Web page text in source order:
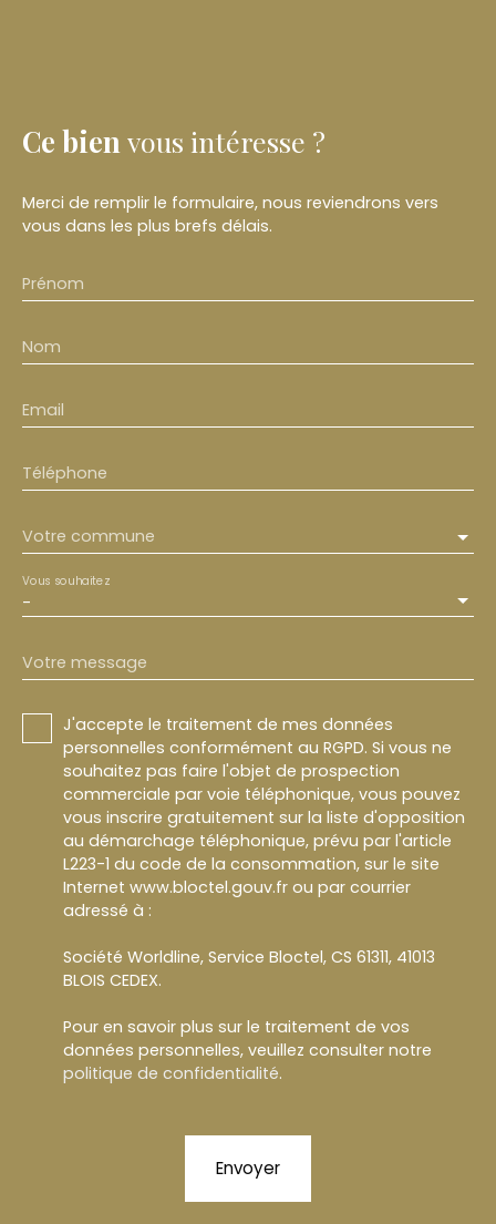
Ce bien vous intéresse ?
Merci de remplir le formulaire, nous reviendrons vers
vous dans les plus brefs délais.
Prénom
Nom
Email
Téléphone
Votre commune
-
Vous souhaitez
Votre message
J'accepte le traitement de mes données
personnelles conformément au RGPD. Si vous ne
souhaitez pas faire l'objet de prospection
commerciale par voie téléphonique, vous pouvez
vous inscrire gratuitement sur la liste d'opposition
au démarchage téléphonique, prévu par l'article
L223-1 du code de la consommation, sur le site
Internet www.bloctel.gouv.fr ou par courrier
adressé à :
Société Worldline, Service Bloctel, CS 61311, 41013
BLOIS CEDEX.
Pour en savoir plus sur le traitement de vos
données personnelles, veuillez consulter notre
politique de confidentialité.
Envoyer